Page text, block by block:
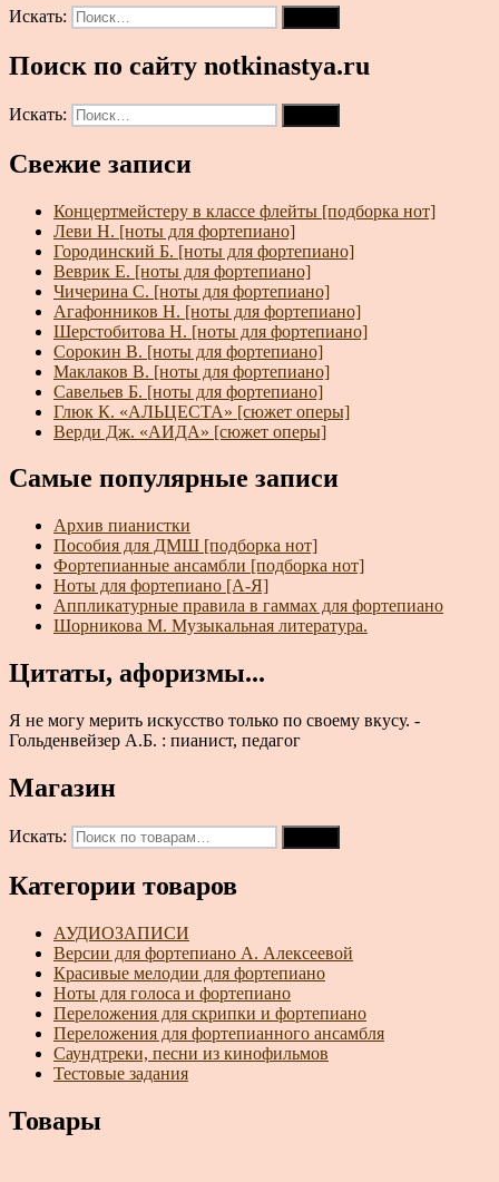
Искать:
Поиск по сайту notkinastya.ru
Искать:
Свежие записи
Концертмейстеру в классе флейты [подборка нот]
Леви Н. [ноты для фортепиано]
Городинский Б. [ноты для фортепиано]
Веврик Е. [ноты для фортепиано]
Чичерина С. [ноты для фортепиано]
Агафонников Н. [ноты для фортепиано]
Шерстобитова Н. [ноты для фортепиано]
Сорокин В. [ноты для фортепиано]
Маклаков В. [ноты для фортепиано]
Савельев Б. [ноты для фортепиано]
Глюк К. «АЛЬЦЕСТА» [сюжет оперы]
Верди Дж. «АИДА» [сюжет оперы]
Самые популярные записи
Архив пианистки
Пособия для ДМШ [подборка нот]
Фортепианные ансамбли [подборка нот]
Ноты для фортепиано [А-Я]
Аппликатурные правила в гаммах для фортепиано
Шорникова М. Музыкальная литература.
Цитаты, афоризмы...
Я не могу мерить искусство только по своему вкусу. -
Гольденвейзер А.Б. : пианист, педагог
Магазин
Искать:
Категории товаров
АУДИОЗАПИСИ
Версии для фортепиано А. Алексеевой
Красивые мелодии для фортепиано
Ноты для голоса и фортепиано
Переложения для скрипки и фортепиано
Переложения для фортепианного ансамбля
Саундтреки, песни из кинофильмов
Тестовые задания
Товары